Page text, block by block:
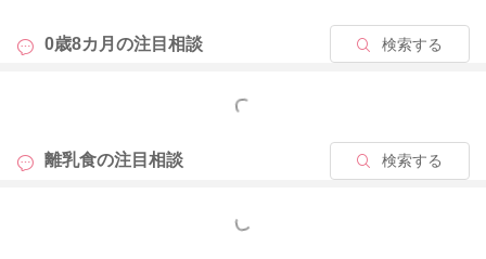
0歳8カ月の注目相談 検索する
もっと見る
離乳食の注目相談 検索する
もっと見る